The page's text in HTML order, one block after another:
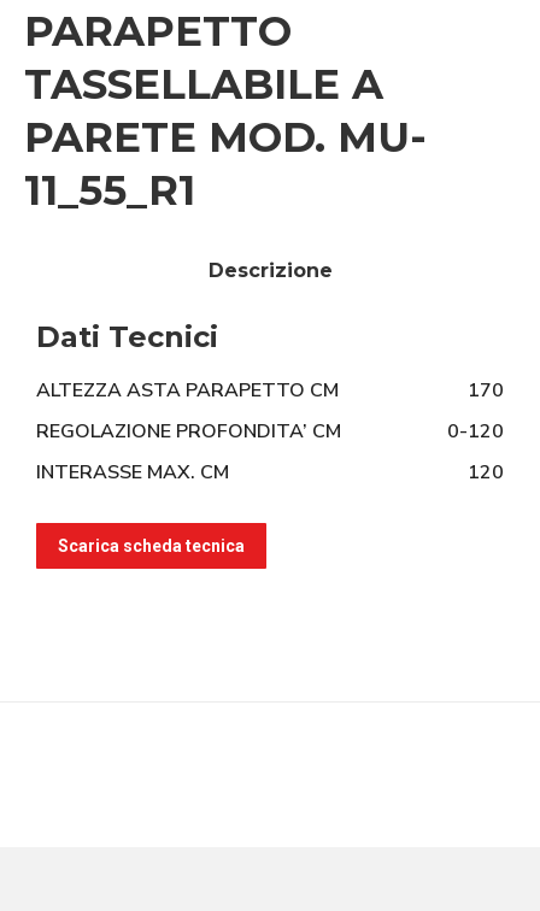
PARAPETTO
TASSELLABILE A
PARETE MOD. MU-
11_55_R1
Descrizione
Dati Tecnici
ALTEZZA ASTA PARAPETTO CM
170
REGOLAZIONE PROFONDITA’ CM
0-120
INTERASSE MAX. CM
120
Scarica scheda tecnica